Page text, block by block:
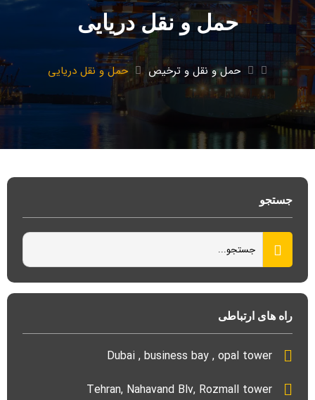
حمل و نقل دریایی
حمل و نقل و ترخیص حمل و نقل دریایی
جستجو
راه های ارتباطی
Dubai , business bay , opal tower
Tehran, Nahavand Blv, Rozmall tower